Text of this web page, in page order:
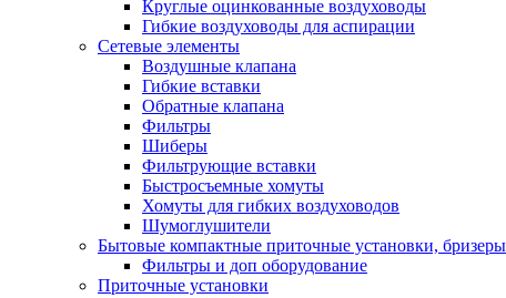
Круглые оцинкованные воздуховоды
Гибкие воздуховоды для аспирации
Сетевые элементы
Воздушные клапана
Гибкие вставки
Обратные клапана
Фильтры
Шиберы
Фильтрующие вставки
Быстросъемные хомуты
Хомуты для гибких воздуховодов
Шумоглушители
Бытовые компактные приточные установки, бризеры
Фильтры и доп оборудование
Приточные установки